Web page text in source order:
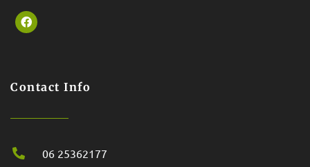
Contact Info
06 25362177